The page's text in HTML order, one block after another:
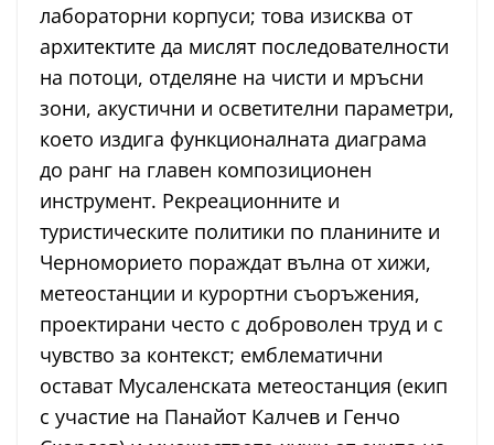
лабораторни корпуси; това изисква от
архитектите да мислят последователности
на потоци, отделяне на чисти и мръсни
зони, акустични и осветителни параметри,
което издига функционалната диаграма
до ранг на главен композиционен
инструмент. Рекреационните и
туристическите политики по планините и
Черноморието пораждат вълна от хижи,
метеостанции и курортни съоръжения,
проектирани често с доброволен труд и с
чувство за контекст; емблематични
остават Мусаленската метеостанция (екип
с участие на Панайот Калчев и Генчо